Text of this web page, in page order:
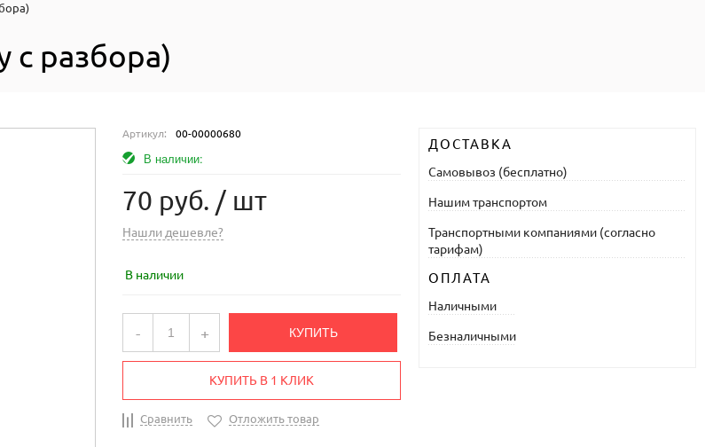
с разбора)
Артикул: 00-00000680
В наличии:
70 руб. / шт
Нашли дешевле?
В наличии
- + КУПИТЬ
КУПИТЬ В 1 КЛИК
Сравнить Отложить товар
ДОСТАВКА
Самовывоз (бесплатно)
Нашим транспортом
Транспортными компаниями (согласно
тарифам)
ОПЛАТА
Наличными
Безналичными